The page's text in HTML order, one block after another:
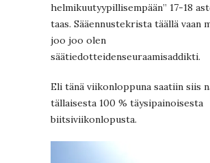
helmikuutyypillisempään” 17-18
taas. Sääennustekrista täällä vaan
joo joo olen
säätiedotteidenseuraamisaddikti.
Eli tänä viikonloppuna saatiin siis
tällaisesta 100 % täysipainoisesta
biitsiviikonlopusta.